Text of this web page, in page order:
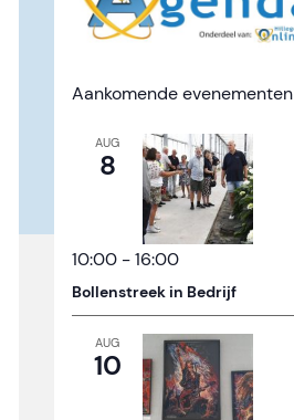
Aankomende evenementen
AUG
8
10:00 -16:00
Bollenstreek in Bedrijf
AUG
10